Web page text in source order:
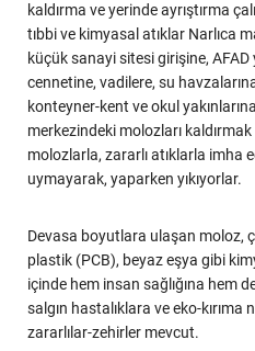
kaldırma ve yerinde ayrıştırma
tıbbi ve kimyasal atıklar Narlıca
küçük sanayi sitesi girişine, AFAD
cennetine, vadilere, su
konteyner-kent ve okul
merkezindeki molozları
molozlarla, zararlı atıklarla imha
uymayarak, yaparken yıkıyorlar.
Devasa boyutlara ulaşan moloz,
plastik (PCB), beyaz eşya gibi
içinde hem insan sağlığına hem
salgın hastalıklara ve eko-
zararlılar-zehirler mevcut.